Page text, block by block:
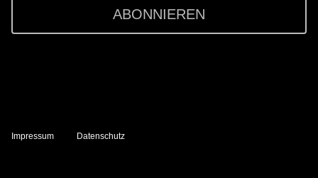
ABONNIEREN
Impressum Datenschutz